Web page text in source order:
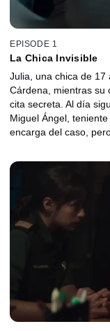
EPISODE 1
La Chica Invisible
Julia, una chica de 17
Cárdena, mientras su
cita secreta. Al día
Miguel Ángel,
encarga del caso,
algo inquietante.